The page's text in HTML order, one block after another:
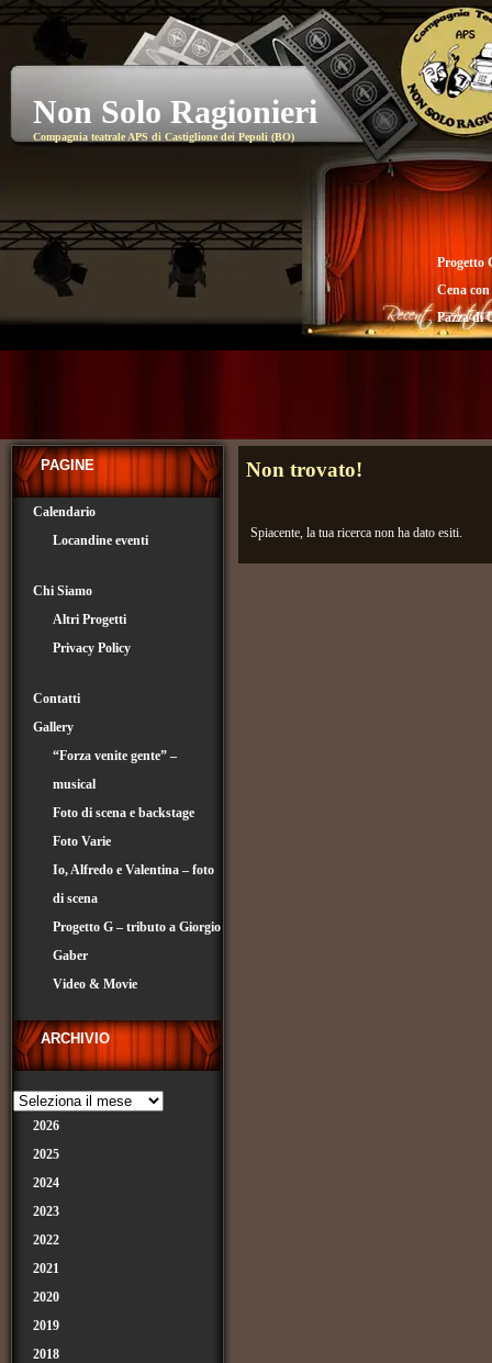
Non Solo Ragionieri
Compagnia teatrale APS di Castiglione dei Pepoli (BO)
Progetto
Cena
Pazza di
PAGINE
Calendario
Locandine eventi
Chi Siamo
Altri Progetti
Privacy Policy
Contatti
Gallery
“Forza venite gente” –
musical
Foto di scena e backstage
Foto Varie
Io, Alfredo e Valentina – foto
di scena
Progetto G – tributo a Giorgio
Gaber
Video & Movie
ARCHIVIO
2026
2025
2024
2023
2022
2021
2020
2019
2018
Non trovato!
Spiacente, la tua ricerca non ha dato esiti.